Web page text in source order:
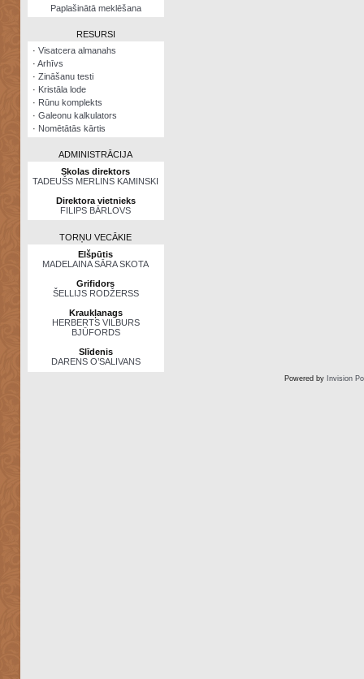
NomētātāsPaplašinātā meklēšana
RESURSI
· Visatcera almanahs
· Arhīvs
· Zināšanu testi
· Kristāla lode
· Rūnu komplekts
· Galeonu kalkulators
· Nomētātās kārtis
ADMINISTRĀCIJA
Skolas direktors
TADEUŠS MERLINS KAMINSKI
Direktora vietnieks
FILIPS BĀRLOVS
TORŅU VECĀKIE
Elšpūtis
MADELAINA SĀRA SKOTA
Grifidors
ŠELLIJS RODŽERSS
Kraukļanags
HERBERTS VILBURS
BJŪFORDS
Slīdenis
DARENS O’SALIVANS
Powered by Invision